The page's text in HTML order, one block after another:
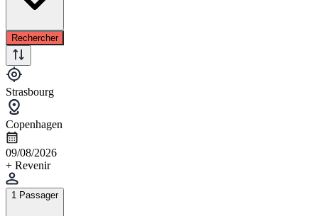
Rechercher
Strasbourg
Copenhagen
09/08/2026
+ Revenir
1 Passager